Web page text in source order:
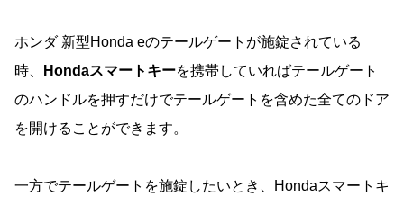
ホンダ 新型Honda eのテールゲートが施錠されている
時、
Hondaスマートキーを携帯していればテールゲート
のハンドルを押すだけでテールゲートを含めた全てのドア
を開けることができます。
一方でテールゲートを施錠したいとき、Hondaスマートキ